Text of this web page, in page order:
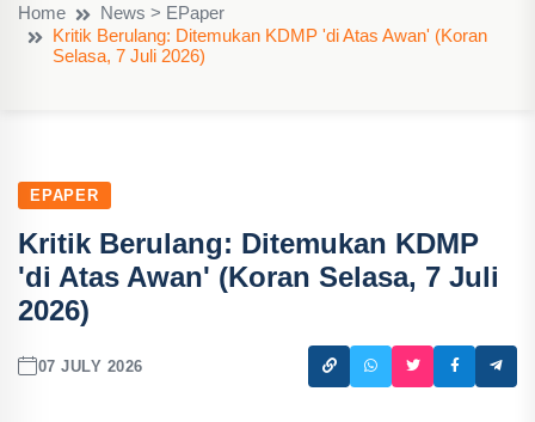
Home
News > EPaper
Kritik Berulang: Ditemukan KDMP 'di Atas Awan' (Koran
Selasa, 7 Juli 2026)
EPAPER
Kritik Berulang: Ditemukan KDMP
'di Atas Awan' (Koran Selasa, 7 Juli
2026)
07 JULY 2026